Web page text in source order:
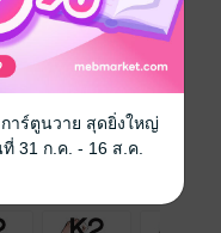
09 พฤษภาคม 2565
22 หน้า
10 บาท
าร์ตูนวาย สุดยิ่งใหญ่
31 ก.ค. - 16 ส.ค.